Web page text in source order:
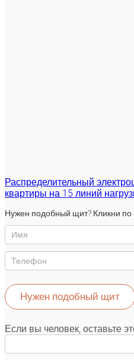
Распределительный
квартиры на 15 линий
Нужен
такой
же
щит
Нужен подобный щит? Кликни по
Нужен подобный щит
Если вы человек, оставьте